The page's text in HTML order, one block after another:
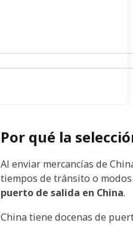
Por qué la
Al enviar mercancías de
tiempos de tránsito o
puerto de salida en China.
China tiene docenas de